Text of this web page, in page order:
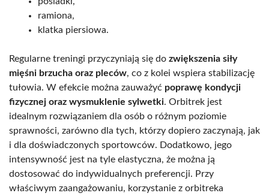
ramiona,
klatka piersiowa.
Regularne treningi przyczyniają się do zwiększenia siły
mięśni brzucha oraz pleców, co z kolei wspiera stabilizację
tułowia. W efekcie można zauważyć poprawę kondycji
fizycznej oraz wysmuklenie sylwetki. Orbitrek jest
idealnym rozwiązaniem dla osób o różnym poziomie
sprawności, zarówno dla tych, którzy dopiero zaczynają, jak
i dla doświadczonych sportowców. Dodatkowo, jego
intensywność jest na tyle elastyczna, że można ją
dostosować do indywidualnych preferencji. Przy
właściwym zaangażowaniu, korzystanie z orbitreka